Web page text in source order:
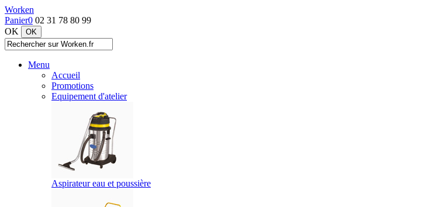
Worken
Panier0 02 31 78 80 99
OK
Menu
Accueil
Promotions
Equipement d'atelier
Aspirateur eau et poussière